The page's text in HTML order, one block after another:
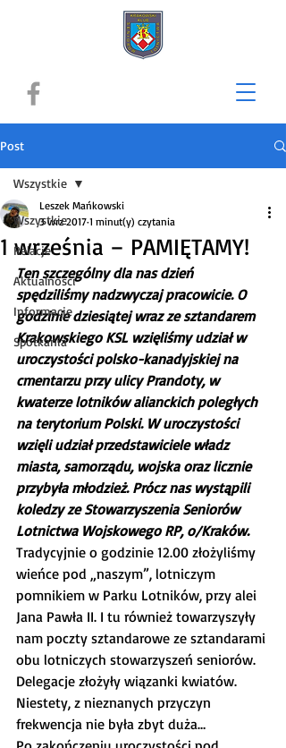
Post
Wszystkie
Relacje
Aktualności
Informacje
Spotkania
Wszystkie
1 września – PAMIĘTAMY!
Leszek Mańkowski
3 wrz 2017 1 minut(y) czytania
Ten szczególny dla nas dzień
spędziliśmy nadzwyczaj pracowicie. O
godzinie dziesiątej wraz ze sztandarem
Krakowskiego KSL wzięliśmy udział w
uroczystości polsko-kanadyjskiej na
cmentarzu przy ulicy Prandoty, w
kwaterze lotników alianckich poległych
na terytorium Polski. W uroczystości
wzięli udział przedstawiciele władz
miasta, samorządu, wojska oraz licznie
przybyła młodzież. Prócz nas wystąpili
koledzy ze Stowarzyszenia Seniorów
Lotnictwa Wojskowego RP, o/Kraków.
Tradycyjnie o godzinie 12.00 złożyliśmy
wieńce pod „naszym”, lotniczym
pomnikiem w Parku Lotników, przy alei
Jana Pawła II. I tu również towarzyszyły
nam poczty sztandarowe ze sztandarami
obu lotniczych stowarzyszeń seniorów.
Delegacje złożyły wiązanki kwiatów.
Niestety, z nieznanych przyczyn
frekwencja nie była zbyt duża…